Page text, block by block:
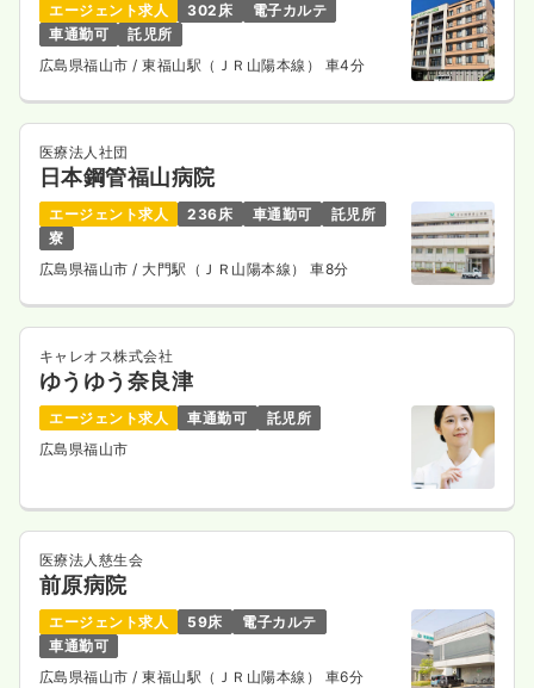
エージェント求人 302床
電子カルテ
車通勤可
託児所
広島県福山市/ 東福山駅（ＪＲ山陽本線） 車4分
医療法人社団
日本鋼管福山病院
エージェント求人 236床 車通勤可
託児所
寮
広島県福山市/ 大門駅（ＪＲ山陽本線） 車8分
キャレオス株式会社
ゆうゆう奈良津
エージェント求人 車通勤可
託児所
広島県福山市
医療法人慈生会
前原病院
エージェント求人 59床
電子カルテ
車通勤可
広島県福山市/ 東福山駅（ＪＲ山陽本線） 車6分